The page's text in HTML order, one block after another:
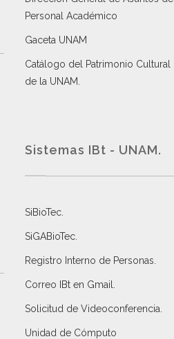
Personal Académico
Gaceta UNAM
Catálogo del Patrimonio Cultural
de la UNAM.
Sistemas IBt - UNAM.
SiBioTec
SiGABioTec.
Registro Interno de Personas
Correo IBt en Gmail
Solicitud de Videoconferencia.
Unidad de Cómputo